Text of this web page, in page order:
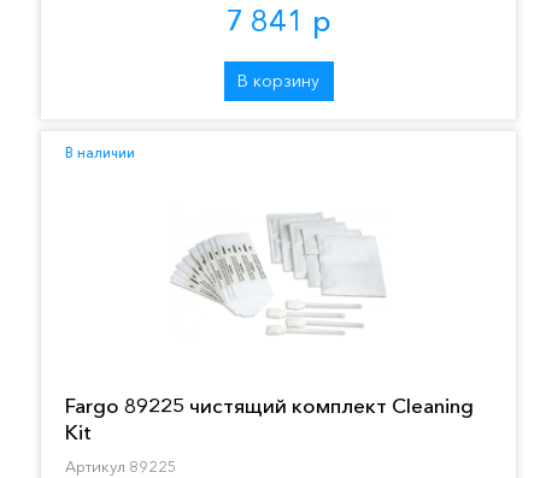
7 841 р
В корзину
В наличии
Fargo 89225 чистящий комплект Cleaning
Kit
Артикул 89225